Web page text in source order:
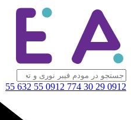
0912 29 30 774
0912 55 632 55